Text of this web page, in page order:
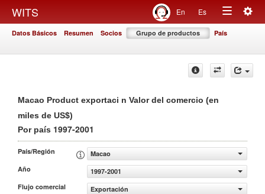
WITS En Es
Toggle
Datos Básicos Resumen Socios Grupo de productos País
Macao Product exportaci n Valor del comercio (en
miles de US$)
Por país 1997-2001
País/Región
Macao
Año
1997-2001
Flujo comercial
Exportación